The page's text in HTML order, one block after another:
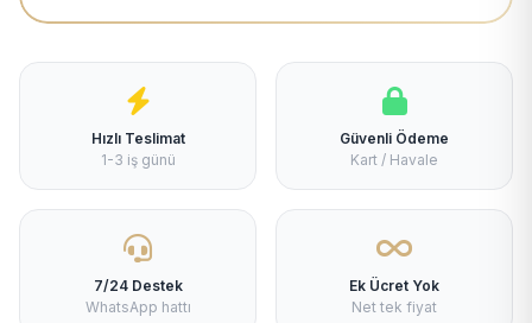
Hızlı Teslimat
1-3 iş günü
Güvenli Ödeme
Kart / Havale
7/24 Destek
WhatsApp hattı
Ek Ücret Yok
Net tek fiyat